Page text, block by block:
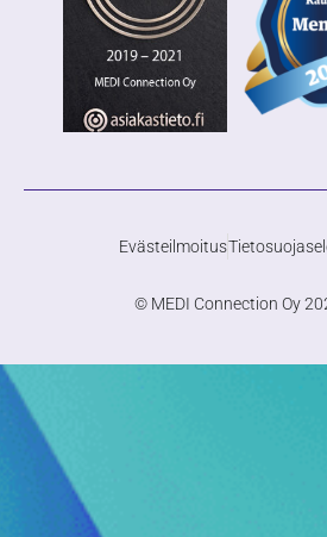
Evästeilmoitus
© MEDI Connection Oy